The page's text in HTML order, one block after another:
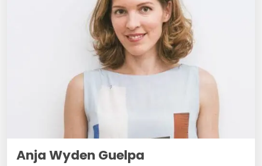
Anja Wyden Guelpa